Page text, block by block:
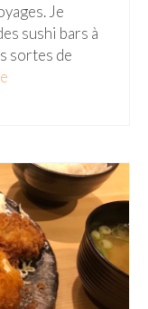
Je
sushi bars à
sortes de